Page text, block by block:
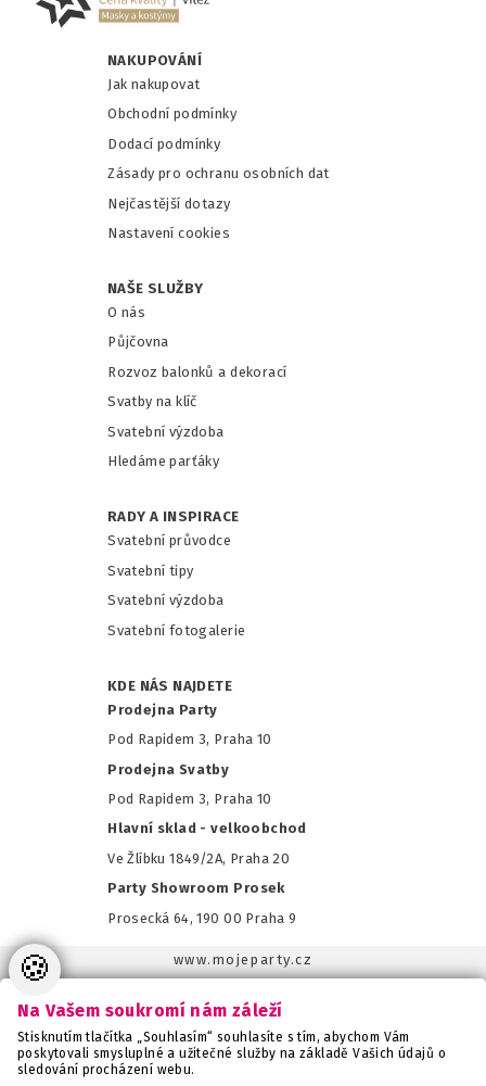
NAKUPOVÁNÍ
Jak nakupovat
Obchodní podmínky
Dodací podmínky
Zásady pro ochranu osobních dat
Nejčastější dotazy
Nastavení cookies
NAŠE SLUŽBY
O nás
Půjčovna
Rozvoz balonků a dekorací
Svatby na klíč
Svatební výzdoba
Hledáme parťáky
RADY A INSPIRACE
Svatební průvodce
Svatební tipy
Svatební výzdoba
Svatební fotogalerie
KDE NÁS NAJDETE
Prodejna Party
Pod Rapidem 3, Praha 10
Prodejna Svatby
Pod Rapidem 3, Praha 10
Hlavní sklad - velkoobchod
Ve Žlíbku 1849/2A, Praha 20
Party Showroom Prosek
Prosecká 64, 190 00 Praha 9
www.mojeparty.cz
www.svatebnivyzdoba.cz
www.detskaparty.cz
www.balonkovadekorace.cz
🍪
Na Vašem soukromí nám záleží
Stisknutím tlačítka „Souhlasím“ souhlasíte s tím, abychom Vám
poskytovali smysluplné a užitečné služby na základě Vašich údajů o
sledování procházení webu.